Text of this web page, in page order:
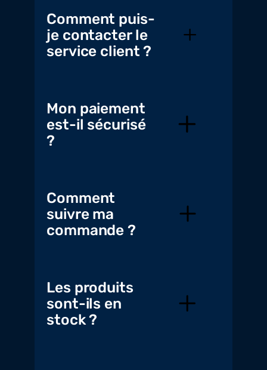
Comment puis-
je contacter le
service client ?
Mon paiement
est-il sécurisé
?
Comment
suivre ma
commande ?
Les produits
sont-ils en
stock ?